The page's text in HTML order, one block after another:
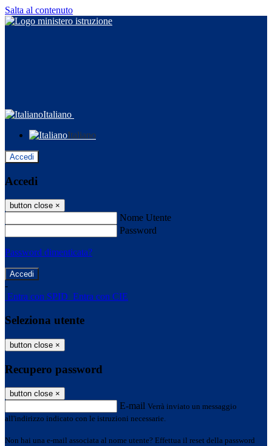
Salta al contenuto
Italiano
Italiano
Accedi
Accedi
button close ×
Nome Utente
Password
Password dimenticata?
-
Entra con SPID Entra con CIE
Seleziona utente
button close ×
Recupero password
button close ×
E-mail Verrà inviato un messaggio
all'indirizzo indicato con le istruzioni necessarie.
Non hai una e-mail associata al nome utente? Effettua il reset della password